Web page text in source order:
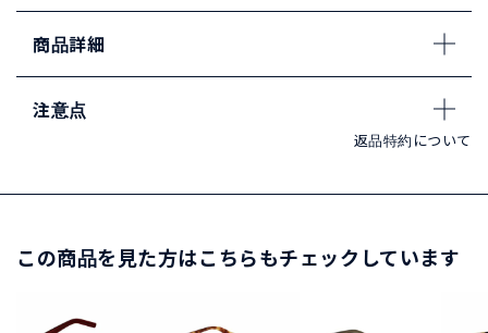
商品詳細
注意点
返品特約について
この商品を見た方はこちらもチェックしています